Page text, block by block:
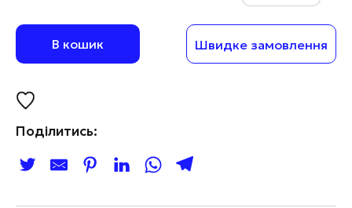
В кошик Швидке замовлення
Поділитись: